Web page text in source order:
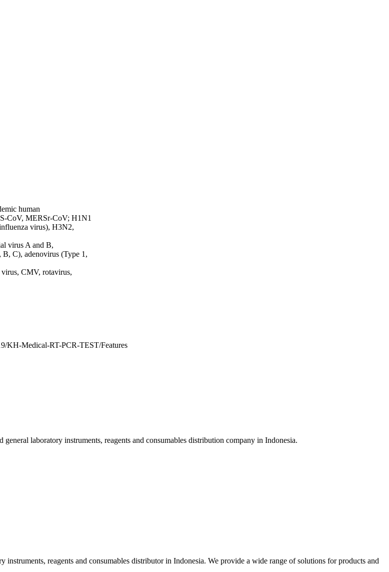
human
CoV, MERSr-CoV; H1N1
virus), H3N2,
virus A and B,
C), adenovirus (Type 1,
CMV, rotavirus,
KH-Medical-RT-PCR-TEST/Features
laboratory instruments, reagents and consumables distribution company in Indonesia.
reagents and consumables distributor in Indonesia. We provide a wide range of solutions for products and